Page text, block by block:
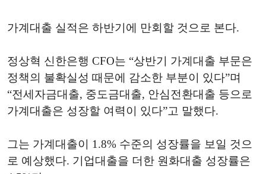
가계대출 실적은 하반기에 만회할 것으로 본다.
정상혁 신한은행 CFO는 “상반기 가계대출 부문은
정책의 불확실성 때문에 감소한 부분이 있다”며
“전세자금대출, 중도금대출, 안심전환대출 등으로
가계대출은 성장할 여력이 있다”고 말했다.
그는 가계대출이 1.8% 수준의 성장률을 보일 것으
로 예상했다. 기업대출을 더한 원화대출 성장률은